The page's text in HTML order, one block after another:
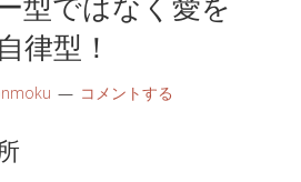
律型！
コメントする